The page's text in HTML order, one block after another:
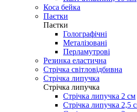
Коса бейка
Паєтки
Паєтки
Голографічні
Металізовані
Перламутрові
Резинка еластична
Стрічка світловідбивна
Стрічка липучка
Стрічка липучка
Стрічка липучка 2 см
Стрічка липучка 2,5